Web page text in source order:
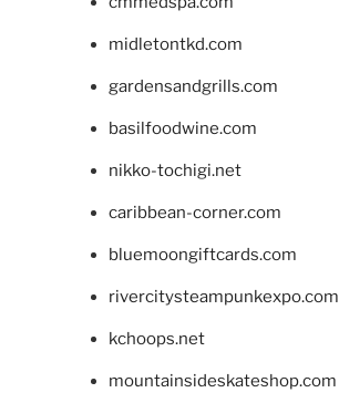
midletontkd.com
gardensandgrills.com
basilfoodwine.com
nikko-tochigi.net
caribbean-corner.com
bluemoongiftcards.com
rivercitysteampunkexpo.com
kchoops.net
mountainsideskateshop.com